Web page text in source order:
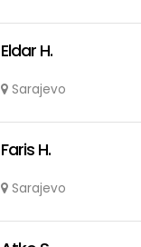
Eldar H.
Sarajevo
Faris H.
Sarajevo